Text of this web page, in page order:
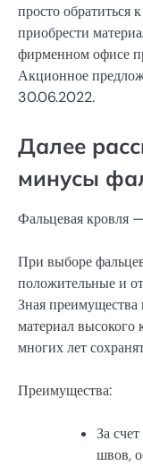
просто обратиться
приобрести
фирменном офисе
Акционное
30.06.2022.
Далее
минусы
Фальцевая кровля
При выборе
положительные и
Зная преимущества
материал высокого
многих лет
Преимущества:
За
швов,